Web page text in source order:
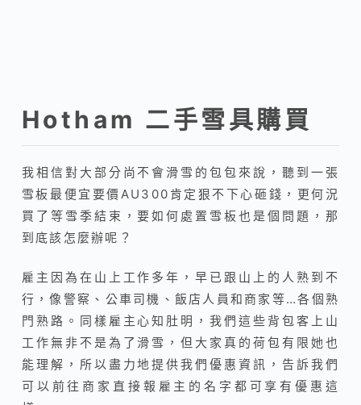
Hotham 二手雪具購買
我相信對大部分尚不會滑雪的包包來說，聽到一張
雪板最便宜要價AU300肯定狠不下心砸錢，更何況
買了等雪季結束，要如何處置雪板也是個問題，那
到底該怎麼辦呢？
雇主因為在山上工作多年，早已跟山上的人熟到不
行，像警察、公車司機、飯店人員和商家等…各個熟
門熟路。同樣雇主心知肚明，我們這些背包客上山
工作無非不是為了滑雪，但大家真的荷包有限她也
能理解，所以盡力地提供我們優惠資訊，告訴我們
可以前往商家直接報雇主的名字都可享有優惠這